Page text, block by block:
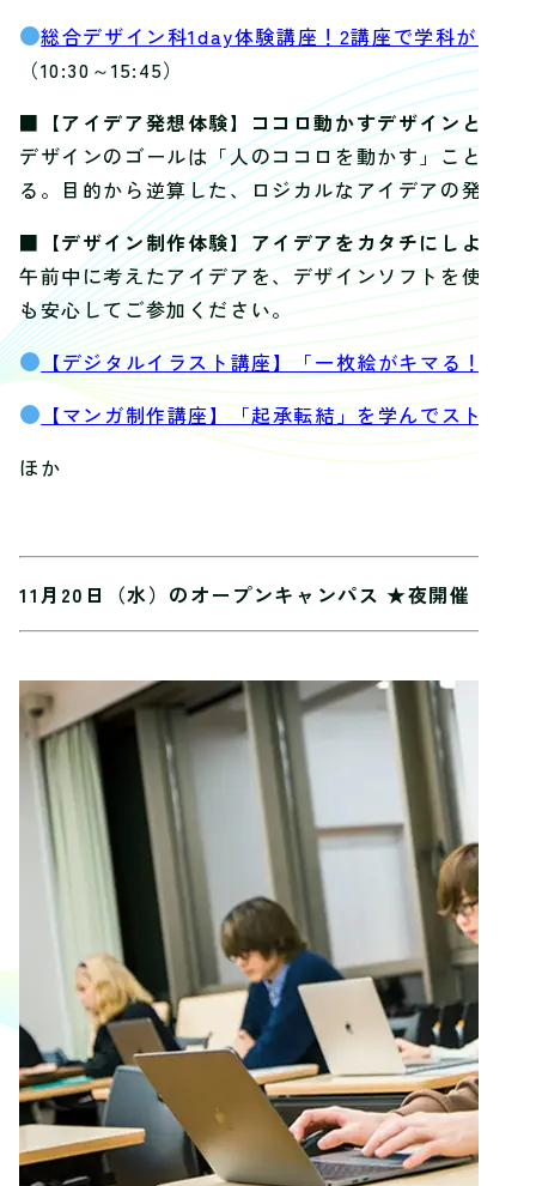
総合デザイン科1day体験講座！2講座で学科がま
（10:30～15:45）
■【アイデア発想体験】ココロ動かすデザインとは？
デザインのゴールは「人のココロを動かす」こと。
る。目的から逆算した、ロジカルなアイデアの発想術
■【デザイン制作体験】アイデアをカタチにしよう。
午前中に考えたアイデアを、デザインソフトを使っ
も安心してご参加ください。
【デジタルイラスト講座】「一枚絵がキマる！」
【マンガ制作講座】「起承転結」を学んでストー
ほか
11月20日（水）のオープンキャンパス ★夜開催